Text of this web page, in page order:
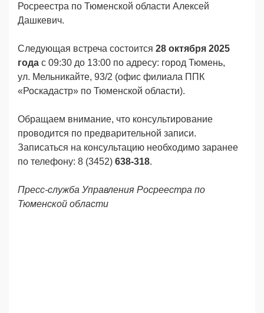
Росреестра по Тюменской области Алексей
Дашкевич.
Следующая встреча состоится 28 октября 2025
года с 09:30 до 13:00 по адресу: город Тюмень,
ул. Мельникайте, 93/2 (офис филиала ППК
«Роскадастр» по Тюменской области).
Обращаем внимание, что консультирование
проводится по предварительной записи.
Записаться на консультацию необходимо заранее
по телефону: 8 (3452) 638-318.
Пресс-служба Управления Росреестра по
Тюменской области